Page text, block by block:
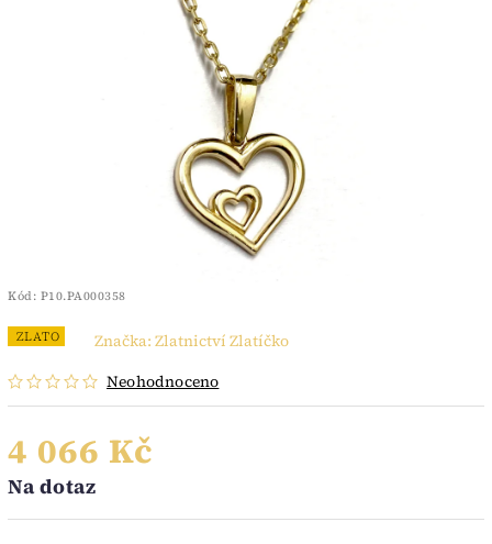
Kód: P10.PA000358
ZLATO
Neohodnoceno
Značka: Zlatnictví Zlatíčko
4 066 Kč
Na dotaz